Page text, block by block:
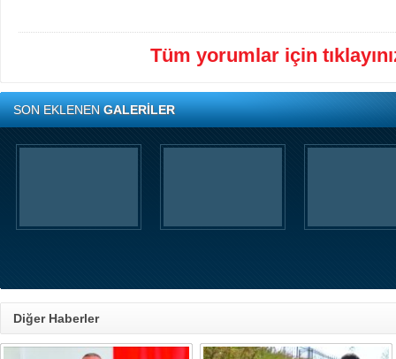
Tüm yorumlar için
SON EKLENENGALERİLER
Diğer Haberler